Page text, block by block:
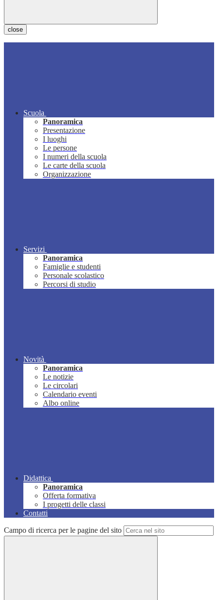
close
Scuola
Panoramica
Presentazione
I luoghi
Le persone
I numeri della scuola
Le carte della scuola
Organizzazione
Servizi
Panoramica
Famiglie e studenti
Personale scolastico
Percorsi di studio
Novità
Panoramica
Le notizie
Le circolari
Calendario eventi
Albo online
Didattica
Panoramica
Offerta formativa
I progetti delle classi
Contatti
Campo di ricerca per le pagine del sito